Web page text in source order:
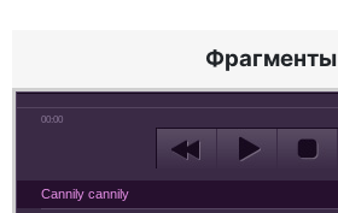
Фрагменты
00:00
Cannily cannily